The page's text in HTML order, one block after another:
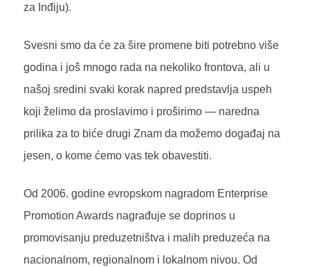
za Inđiju).
Svesni smo da će za šire promene biti potrebno više
godina i još mnogo rada na nekoliko frontova, ali u
našoj sredini svaki korak napred predstavlja uspeh
koji želimo da proslavimo i proširimo — naredna
prilika za to biće drugi Znam da možemo događaj na
jesen, o kome ćemo vas tek obavestiti.
Od 2006. godine evropskom nagradom Enterprise
Promotion Awards nagrađuje se doprinos u
promovisanju preduzetništva i malih preduzeća na
nacionalnom, regionalnom i lokalnom nivou. Od